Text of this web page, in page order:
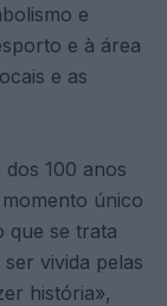
e
e à área
e as
100 anos
único
que se trata
vivida pelas
história»,